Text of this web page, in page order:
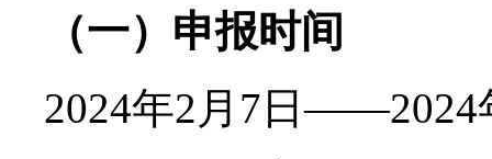
（一）申报时间
2024年2月7日——2024